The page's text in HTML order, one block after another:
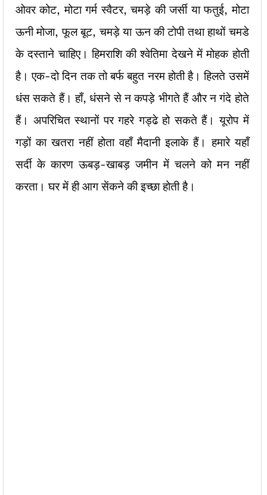
ओवर कोट, मोटा गर्म स्वैटर, चमड़े की जर्सी या फतुई, मोटा
ऊनी मोजा, फूल बूट, चमड़े या ऊन की टोपी तथा हाथों चमडे
के दस्ताने चाहिए। हिमराशि की श्वेतिमा देखने में मोहक होती
है। एक-दो दिन तक तो बर्फ बहुत नरम होती है। हिलते उसमें
धंस सकते हैं। हाँ, धंसने से न कपड़े भीगते हैं और न गंदे होते
हैं। अपरिचित स्थानों पर गहरे गड्ढे हो सकते हैं। यूरोप में
गड़ों का खतरा नहीं होता वहाँ मैदानी इलाके हैं। हमारे यहाँ
सर्दी के कारण ऊबड़-खाबड़ जमीन में चलने को मन नहीं
करता। घर में ही आग सेंकने की इच्छा होती है।